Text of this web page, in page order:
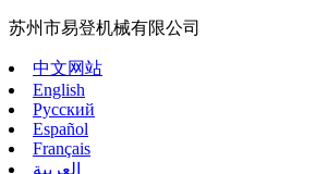
苏州市易登机械有限公司
中文网站
English
Русский
Español
Français
العربية